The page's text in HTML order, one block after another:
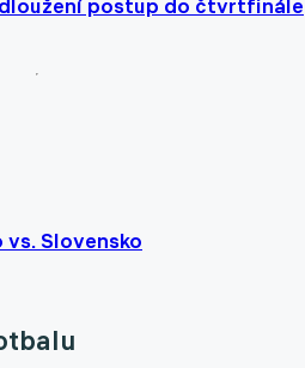
postup do čtvrtfinále
vs. Slovensko